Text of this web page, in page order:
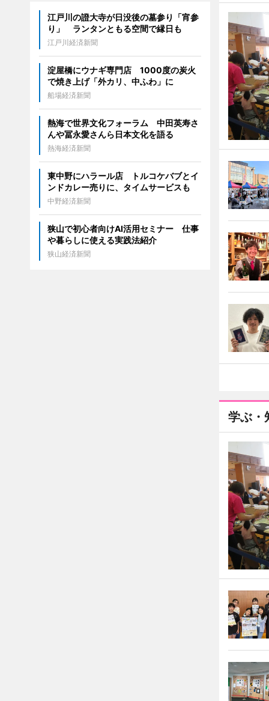
学ぶ・
江戸川の證大寺が日没後の墓参り「宵参
り」 ランタンともる空間で縁日も
江戸川経済新聞
淀屋橋にウナギ専門店 1000度の炭火
で焼き上げ「外カリ、中ふわ」に
船場経済新聞
熱海で世界文化フォーラム 中田英寿さ
んや冨永愛さんら日本文化を語る
熱海経済新聞
東中野にハラール店 トルコケバブとイ
ンドカレー売りに、タイムサービスも
中野経済新聞
狭山で初心者向けAI活用セミナー 仕事
や暮らしに使える実践法紹介
狭山経済新聞